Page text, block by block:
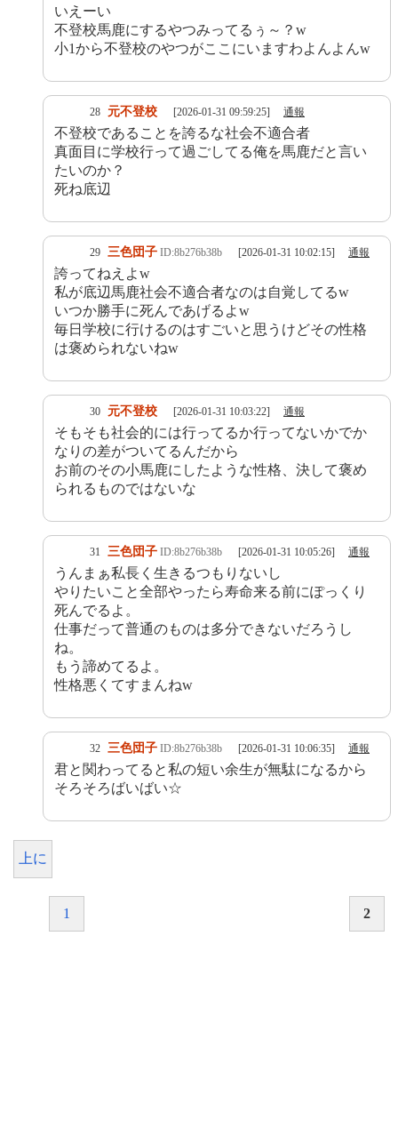
いえーい
不登校馬鹿にするやつみってるぅ～？w
小1から不登校のやつがここにいますわよんよんw
28 元不登校 [2026-01-31 09:59:25] 通報
不登校であることを誇るな社会不適合者
真面目に学校行って過ごしてる俺を馬鹿だと言い
たいのか？
死ね底辺
29 三色団子 ID:8b276b38b [2026-01-31 10:02:15] 通報
誇ってねえよw
私が底辺馬鹿社会不適合者なのは自覚してるw
いつか勝手に死んであげるよw
毎日学校に行けるのはすごいと思うけどその性格
は褒められないねw
30 元不登校 [2026-01-31 10:03:22] 通報
そもそも社会的には行ってるか行ってないかでか
なりの差がついてるんだから
お前のその小馬鹿にしたような性格、決して褒め
られるものではないな
31 三色団子 ID:8b276b38b [2026-01-31 10:05:26] 通報
うんまぁ私長く生きるつもりないし
やりたいこと全部やったら寿命来る前にぽっくり
死んでるよ。
仕事だって普通のものは多分できないだろうし
ね。
もう諦めてるよ。
性格悪くてすまんねw
32 三色団子 ID:8b276b38b [2026-01-31 10:06:35] 通報
君と関わってると私の短い余生が無駄になるから
そろそろばいばい☆
上に
1 2